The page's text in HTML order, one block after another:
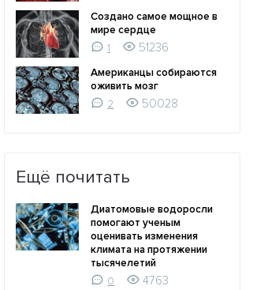
Создано самое мощное в
мире сердце
1
51236
Американцы собираются
оживить мозг
2
50028
Ещё почитать
Диатомовые водоросли
помогают ученым
оценивать изменения
климата на протяжении
тысячелетий
0
4763